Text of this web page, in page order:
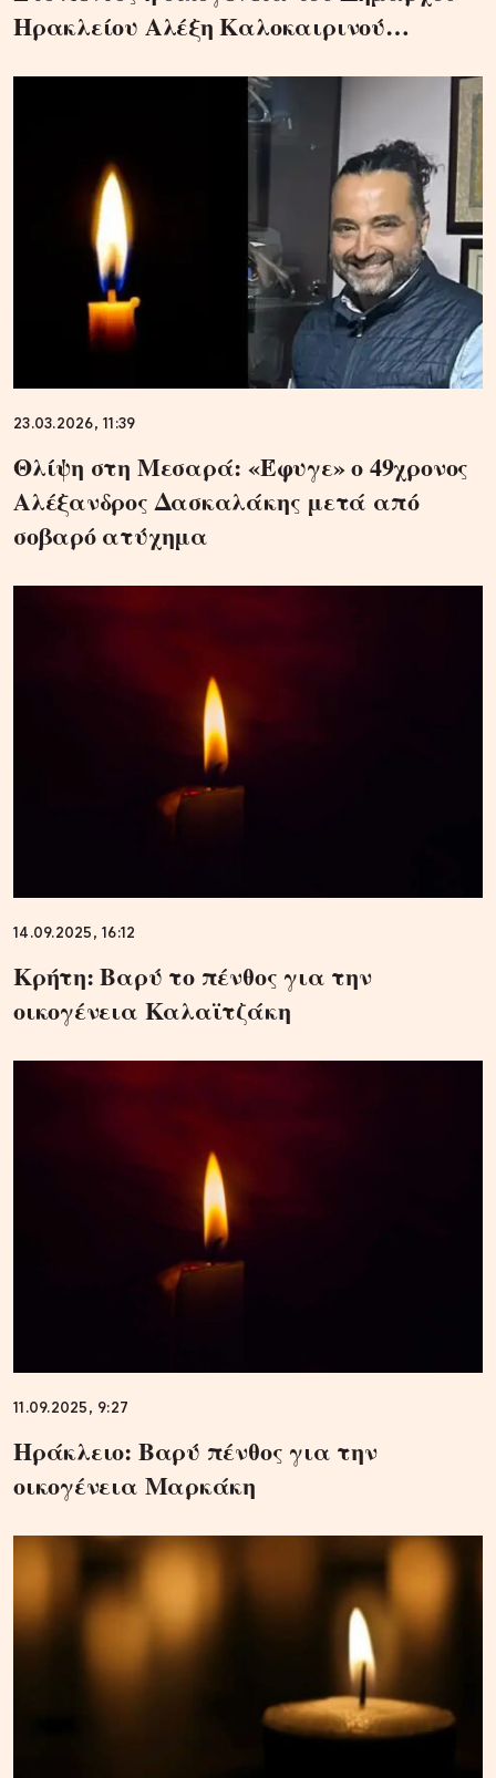
Ηρακλείου Αλέξη Καλοκαιρινού…
23.03.2026, 11:39
Θλίψη στη Μεσαρά: «Έφυγε» ο 49χρονος
Αλέξανδρος Δασκαλάκης μετά από
σοβαρό ατύχημα
14.09.2025, 16:12
Κρήτη: Βαρύ το πένθος για την
οικογένεια Καλαϊτζάκη
11.09.2025, 9:27
Ηράκλειο: Βαρύ πένθος για την
οικογένεια Μαρκάκη